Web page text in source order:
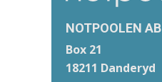
NOTPOOLEN AB
Box 21
18211 Danderyd